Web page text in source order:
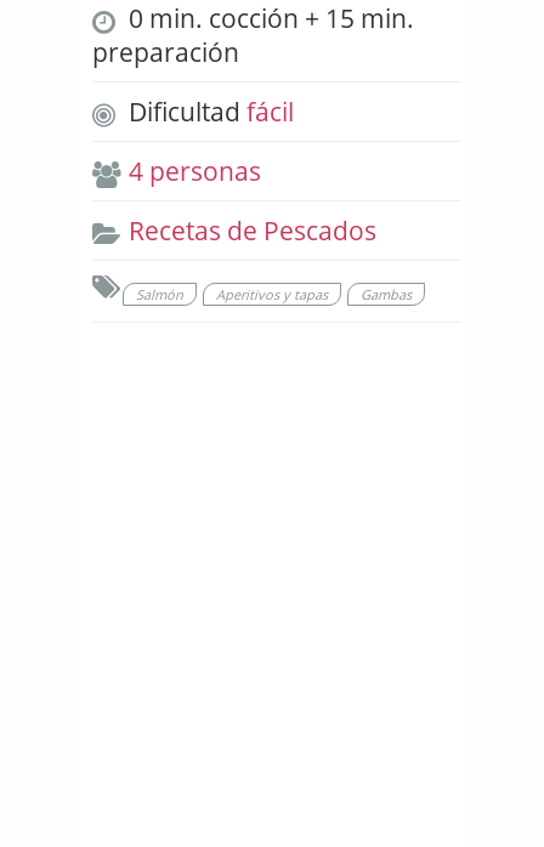
0 min. cocción + 15 min.
preparación
Dificultad fácil
4 personas
Recetas de Pescados
Salmón Aperitivos y tapas Gambas